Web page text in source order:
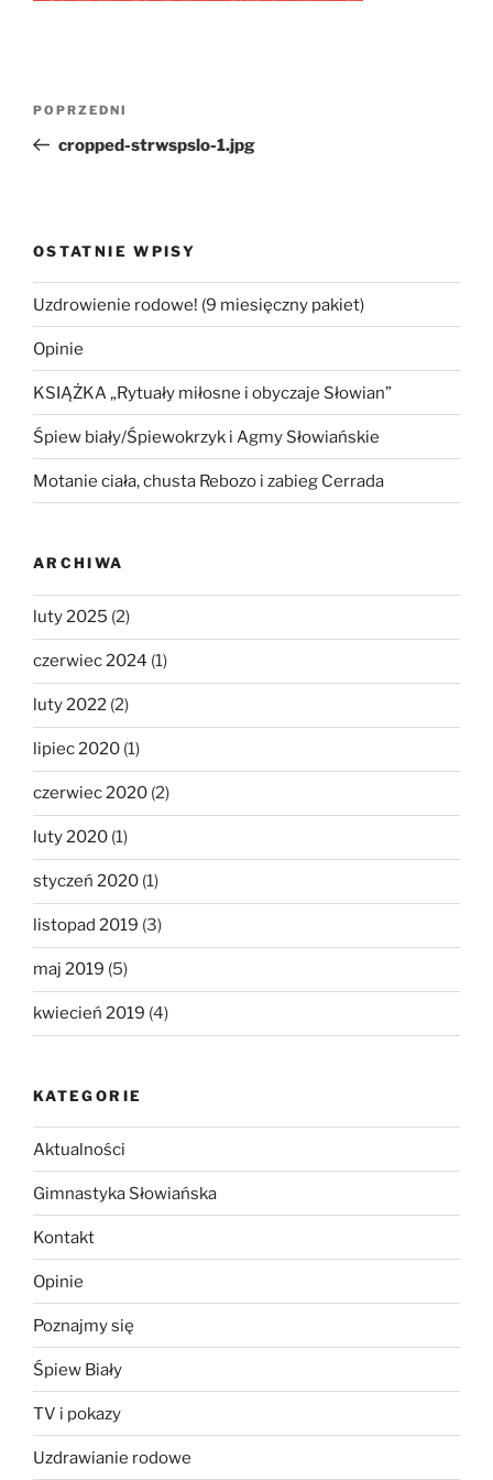
Poprzedni
wpis
POPRZEDNI
cropped-strwspslo-1.jpg
OSTATNIE WPISY
Uzdrowienie rodowe! (9 miesięczny pakiet)
Opinie
KSIĄŻKA „Rytuały miłosne i obyczaje Słowian”
Śpiew biały/Śpiewokrzyk i Agmy Słowiańskie
Motanie ciała, chusta Rebozo i zabieg Cerrada
ARCHIWA
luty 2025 (2)
czerwiec 2024 (1)
luty 2022 (2)
lipiec 2020 (1)
czerwiec 2020 (2)
luty 2020 (1)
styczeń 2020 (1)
listopad 2019 (3)
maj 2019 (5)
kwiecień 2019 (4)
KATEGORIE
Aktualności
Gimnastyka Słowiańska
Kontakt
Opinie
Poznajmy się
Śpiew Biały
TV i pokazy
Uzdrawianie rodowe